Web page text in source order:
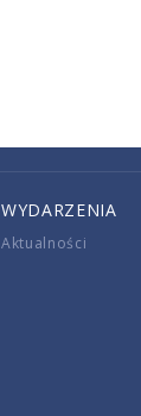
WYDARZENIA
Aktualności